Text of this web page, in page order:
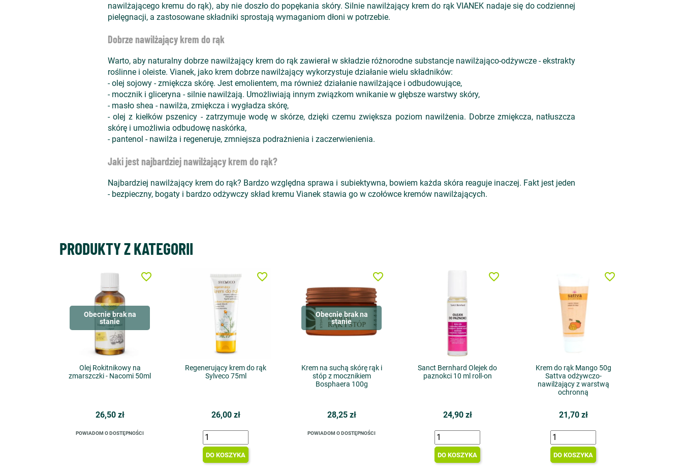
nawilżającego kremu do rąk), aby nie doszło do popękania skóry. Silnie nawilżający krem do rąk VIANEK nadaje się do codziennej
pielęgnacji, a zastosowane składniki sprostają wymaganiom dłoni w potrzebie.
Dobrze nawilżający krem do rąk
Warto, aby naturalny dobrze nawilżający krem do rąk zawierał w składzie różnorodne substancje nawilżająco-odżywcze - ekstrakty
roślinne i oleiste. Vianek, jako krem dobrze nawilżający wykorzystuje działanie wielu składników:
- olej sojowy - zmiękcza skórę. Jest emolientem, ma również działanie nawilżające i odbudowujące,
- mocznik i gliceryna - silnie nawilżają. Umożliwiają innym związkom wnikanie w głębsze warstwy skóry,
- masło shea - nawilża, zmiękcza i wygładza skórę,
- olej z kiełków pszenicy - zatrzymuje wodę w skórze, dzięki czemu zwiększa poziom nawilżenia. Dobrze zmiękcza, natłuszcza
skórę i umożliwia odbudowę naskórka,
- pantenol - nawilża i regeneruje, zmniejsza podrażnienia i zaczerwienienia.
Jaki jest najbardziej nawilżający krem do rąk?
Najbardziej nawilżający krem do rąk? Bardzo względna sprawa i subiektywna, bowiem każda skóra reaguje inaczej. Fakt jest jeden
- bezpieczny, bogaty i bardzo odżywczy skład kremu Vianek stawia go w czołówce kremów nawilżających.
PRODUKTY Z KATEGORII
Obecnie brak na
stanie
Olej Rokitnikowy na
zmarszczki - Nacomi 50ml
26,50 zł
POWIADOM O DOSTĘPNOŚCI
favorite_border
Regenerujący krem do rąk
Sylveco 75ml
26,00 zł
DO KOSZYKA
favorite_border
Obecnie brak na
stanie
Krem na suchą skórę rąk i
stóp z mocznikiem
Bosphaera 100g
28,25 zł
POWIADOM O DOSTĘPNOŚCI
favorite_border
Sanct Bernhard Olejek do
paznokci 10 ml roll-on
24,90 zł
DO KOSZYKA
favorite_border
Krem do rąk Mango 50g
Sattva odżywczo-
nawilżający z warstwą
ochronną
21,70 zł
DO KOSZYKA
favorite_border